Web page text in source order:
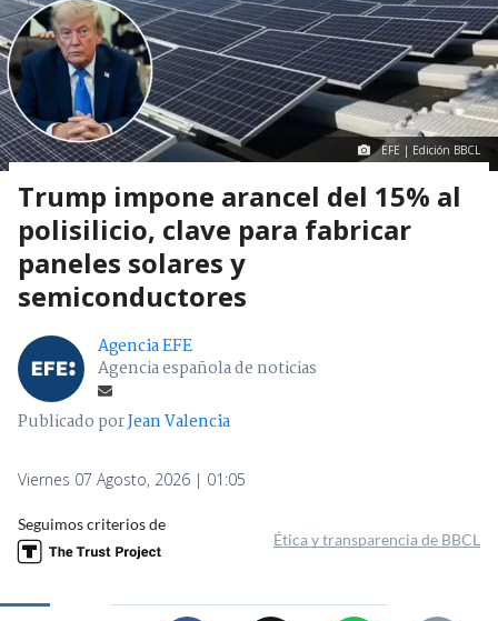
EFE | Edición BBCL
Trump impone arancel del 15% al
polisilicio, clave para fabricar
paneles solares y
semiconductores
Agencia EFE
Agencia española de noticias
Publicado porJean Valencia
Viernes 07 Agosto, 2026 | 01:05
Seguimos criterios de
Ética y transparencia de BBCL